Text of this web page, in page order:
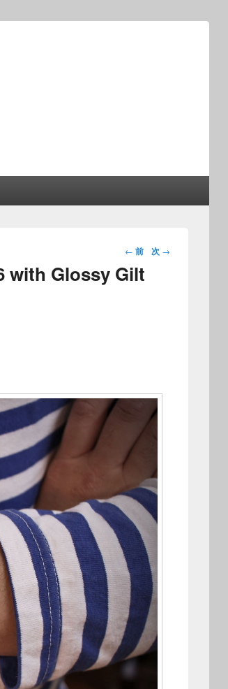
投稿ナビ
ゲーショ
← 前 次 →
with Glossy Gilt